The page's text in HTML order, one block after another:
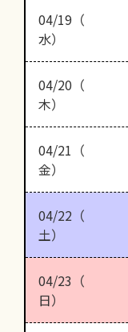
04/19（
水）
04/20（
木）
04/21（
金）
04/22（
土）
04/23（
日）